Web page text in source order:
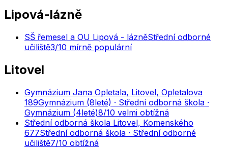
Lipová-lázně
SŠ řemesel a OU Lipová - lázněStřední odborné
učiliště3/10 mírně populární
Litovel
Gymnázium Jana Opletala, Litovel, Opletalova
189Gymnázium (8leté) · Střední odborná škola ·
Gymnázium (4leté)8/10 velmi obtížná
Střední odborná škola Litovel, Komenského
677Střední odborná škola · Střední odborné
učiliště7/10 obtížná